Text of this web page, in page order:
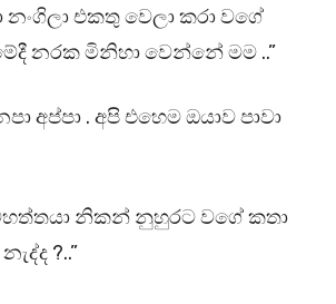
නංගිලා එකතු වෙලා කරා වගේ
නරක මිනිහා වෙන්නේ මම ..”
අප්පා . අපි එහෙම ඔයාව පාවා
නිකන් නුහුරට වගේ කතා
?..”